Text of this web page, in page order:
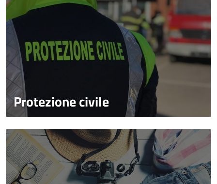
Protezione civile